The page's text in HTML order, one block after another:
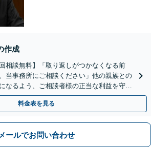
作成
相談無料】「取り返しがつかなくなる前
当事務所にご相談ください」他の親族との
なるよう、ご相談者様の正当な利益を守り
地点を探ります。
料金表を見る
メールでお問い合わせ